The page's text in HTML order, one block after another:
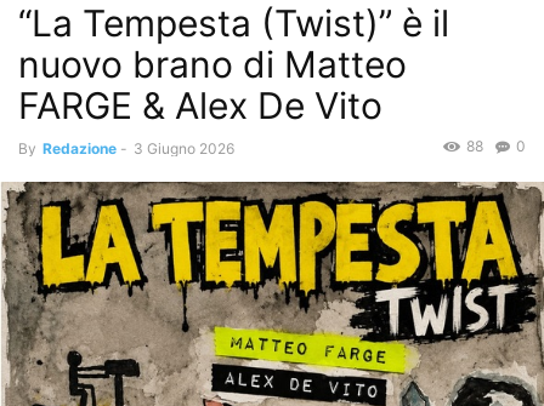
“La Tempesta (Twist)” è il
nuovo brano di Matteo
FARGE & Alex De Vito
By Redazione - 3 Giugno 2026 0
88